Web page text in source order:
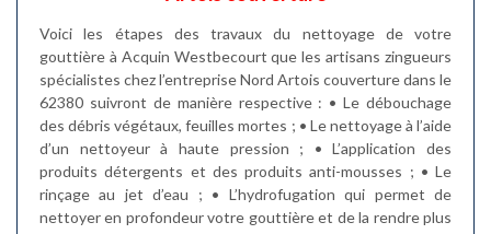
Voici les étapes des travaux du nettoyage de votre
gouttière à Acquin Westbecourt que les artisans zingueurs
spécialistes chez l’entreprise Nord Artois couverture dans le
62380 suivront de manière respective : • Le débouchage
des débris végétaux, feuilles mortes ; • Le nettoyage à l’aide
d’un nettoyeur à haute pression ; • L’application des
produits détergents et des produits anti-mousses ; • Le
rinçage au jet d’eau ; • L’hydrofugation qui permet de
nettoyer en profondeur votre gouttière et de la rendre plus